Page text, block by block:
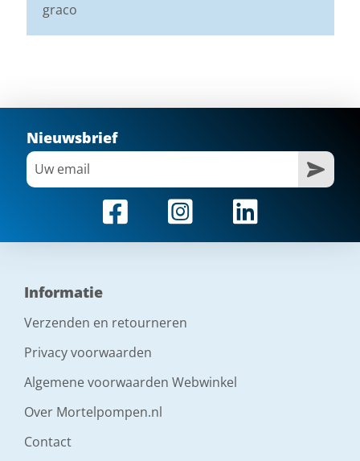
graco
Nieuwsbrief
Informatie
Verzenden en retourneren
Privacy voorwaarden
Algemene voorwaarden Webwinkel
Over Mortelpompen.nl
Contact